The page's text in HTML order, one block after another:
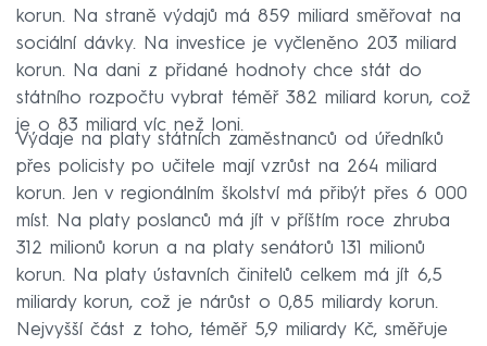
korun. Na straně výdajů má 859 miliard směřovat na
sociální dávky. Na investice je vyčleněno 203 miliard
korun. Na dani z přidané hodnoty chce stát do
státního rozpočtu vybrat téměř 382 miliard korun, což
je o 83 miliard víc než loni.
Výdaje na platy státních zaměstnanců od úředníků
přes policisty po učitele mají vzrůst na 264 miliard
korun. Jen v regionálním školství má přibýt přes 6 000
míst. Na platy poslanců má jít v příštím roce zhruba
312 milionů korun a na platy senátorů 131 milionů
korun. Na platy ústavních činitelů celkem má jít 6,5
miliardy korun, což je nárůst o 0,85 miliardy korun.
Nejvyšší část z toho, téměř 5,9 miliardy Kč, směřuje